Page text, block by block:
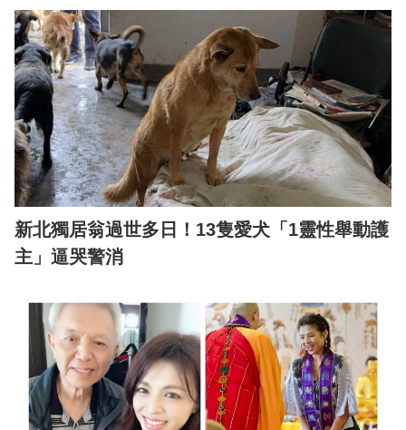
新北獨居翁過世多日！13隻愛犬「1靈性舉動護
主」逼哭警消